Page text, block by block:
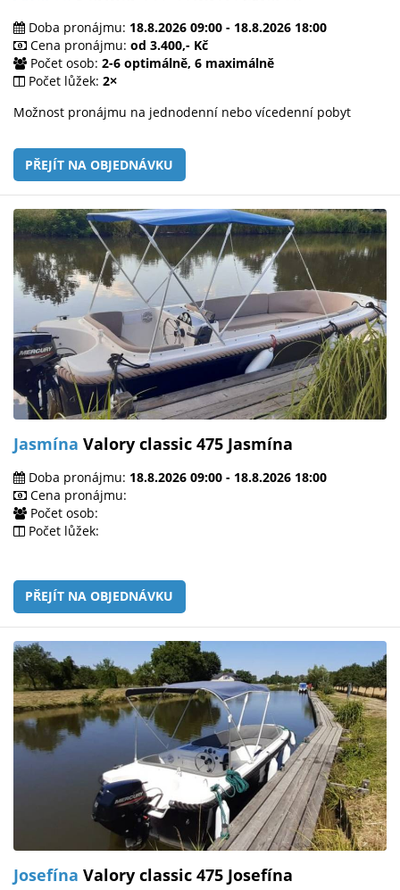
Doba pronájmu: 18.8.2026 09:00 - 18.8.2026 18:00
Cena pronájmu: od 3.400,- Kč
Počet osob: 2-6 optimálně, 6 maximálně
Počet lůžek: 2×
Možnost pronájmu na jednodenní nebo vícedenní pobyt
PŘEJÍT NA OBJEDNÁVKU
Jasmína Valory classic 475 Jasmína
Doba pronájmu: 18.8.2026 09:00 - 18.8.2026 18:00
Cena pronájmu:
Počet osob:
Počet lůžek:
PŘEJÍT NA OBJEDNÁVKU
Josefína Valory classic 475 Josefína